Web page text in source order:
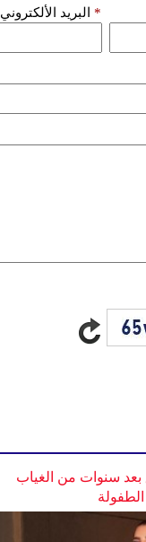
البريد الألكتروني *
بعد سنوات من الغياب